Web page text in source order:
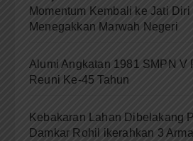
Momentum Kembali ke Jati Diri
Menegakkan Marwah Negeri
Alumi Angkatan 1981 SMPN V
Reuni Ke-45 Tahun
Kebakaran Lahan Dibelakang
Damkar Rohil ikerahkan 3